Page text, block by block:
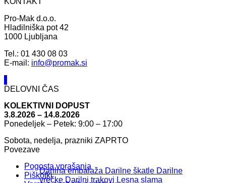
Darilna embalaža Darilne škatle Darilne
vrečke Darilni trakovi Lesna slama
Pro-Mak d.o.o.
Hladilniška pot 42
1000 Ljubljana
Tel.: 01 430 08 03
E-mail: info@promak.si
DELOVNI ČAS
KOLEKTIVNI DOPUST
3.8.2026 – 14.8.2026
Ponedeljek – Petek: 9:00 – 17:00
Sobota, nedelja, prazniki ZAPRTO
Povezave
Pogosta vprašanja
Piškotki